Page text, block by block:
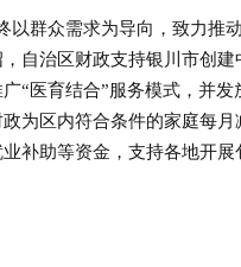
群众需求为导向，致力推动
自治区财政支持银川市创
“医育结合”服务模式，并
为区内符合条件的家庭每
补助等资金，支持各地开